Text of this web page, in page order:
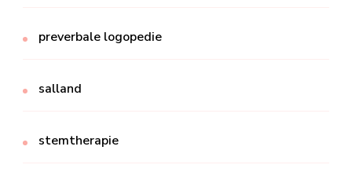
preverbale logopedie
salland
stemtherapie